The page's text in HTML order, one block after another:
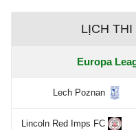
LỊCH
Europa
Lech Poznan
Lincoln Red Imps FC